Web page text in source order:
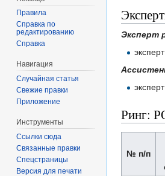
Эксперт
Ринг:
№ п/п
Правила
Справка по
редактированию
Справка
Навигация
Случайная статья
Свежие правки
Приложение
Инструменты
Ссылки сюда
Связанные правки
Спецстраницы
Версия для печати